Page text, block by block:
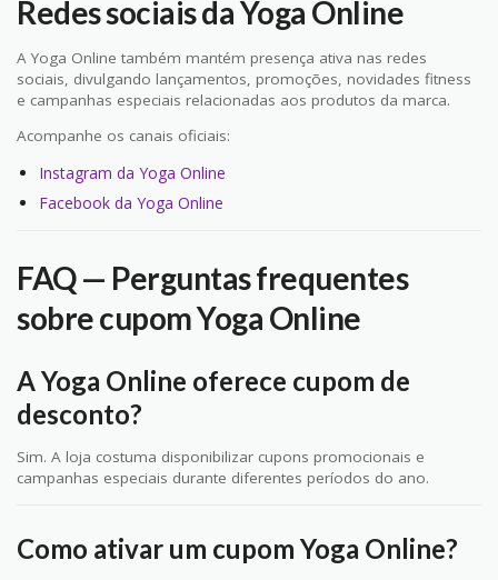
Redes sociais da Yoga Online
A Yoga Online também mantém presença ativa nas redes
sociais, divulgando lançamentos, promoções, novidades fitness
e campanhas especiais relacionadas aos produtos da marca.
Acompanhe os canais oficiais:
Instagram da Yoga Online
Facebook da Yoga Online
FAQ — Perguntas frequentes
sobre cupom Yoga Online
A Yoga Online oferece cupom de
desconto?
Sim. A loja costuma disponibilizar cupons promocionais e
campanhas especiais durante diferentes períodos do ano.
Como ativar um cupom Yoga Online?